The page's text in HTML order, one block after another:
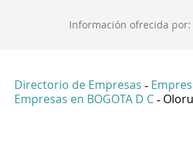
Información ofrecida por:
Directorio de Empresas -
Empresas en BOGOTA D C -